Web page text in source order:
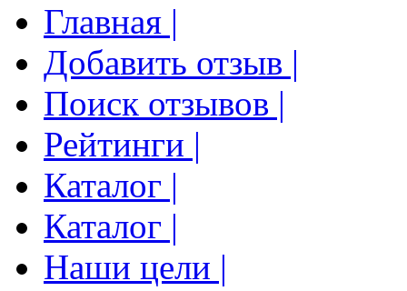
Главная |
Добавить отзыв |
Поиск отзывов |
Рейтинги |
Каталог |
Каталог |
Наши цели |